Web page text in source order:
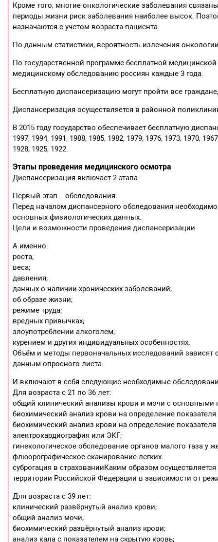
Кроме того, многие онкологические заболевания
периоды жизни риск заболевания наиболее высок.
назначаются с учетом возраста пациента.
По данным статистики, вероятность излечения
По государственной программе бесплатной
медицинскому обследованию россиян каждые 3 года.
Бесплатную диспансеризацию могут пройти все
Диспансеризация осуществляется в районной
В 2015 году государство обеспечивает бесплатную
1997, 1994, 1991, 1988, 1985, 1982, 1979, 1976, 1973, 1970,
1928, 1925, 1922.
Этапы проведения медицинского осмотра
Диспансеризация включает 2 этапа.
Первый этап – обследования
Перед началом диспансерного обследования
основных физиологических данных.
Цели и возможности проведения диспансеризации
А именно:
роста;
веса;
давления;
данных о наличии хронических заболеваний;
об образе жизни;
режиме труда;
вредных привычках;
злоупотреблении алкоголем;
курением и других индивидуальных особенностях.
Объём и методы первоначальных исследований зависят
данным опросного листа.
И включают в себя следующие необходимые
Для возраста с 21 по 36 лет:
общий клинический анализы крови и мочи с основными
биохимический анализ крови на определение показателя
биохимический анализ крови на определение
электрокардиография или ЭКГ;
гинекологическое обследование органов малого таза у
флюорографическое сканирование легких.
суброгация в страхованииКаким образом
территории Российской Федерации в зависимости от
Для возраста с 39 лет:
клинический развёрнутый анализ крови;
общий анализ мочи;
биохимический развёрнутый анализ крови;
анализ кала с показателем на скрытую кровь;